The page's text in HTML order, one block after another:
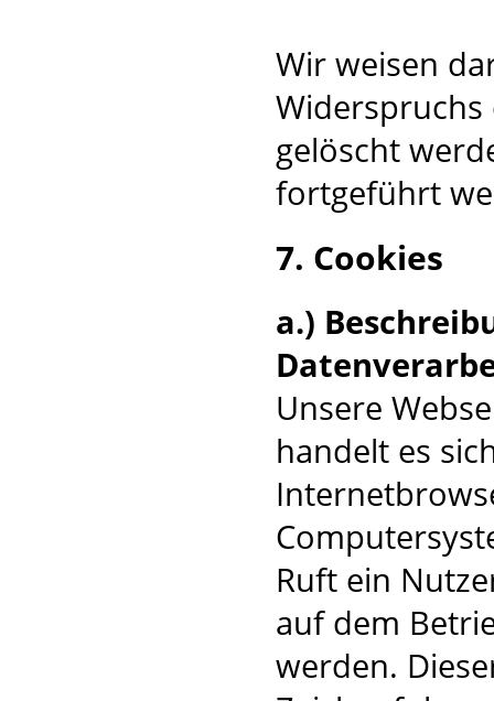
Wir weisen
gelöscht
fortgeführt
7. Cookies
a.)
Unsere
handelt es
Ruft ein
auf dem
werden.